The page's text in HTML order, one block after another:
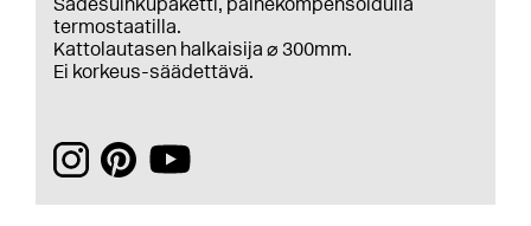
termostaatilla.
Kattolautasen halkaisija ⌀ 300mm.
Ei korkeus-säädettävä.